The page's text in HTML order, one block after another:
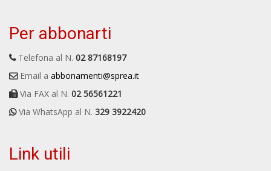
Per abbonarti
Telefona al N. 02 87168197
Email a abbonamenti@sprea.it
Via FAX al N. 02 56561221
Via WhatsApp al N. 329 3922420
Link utili